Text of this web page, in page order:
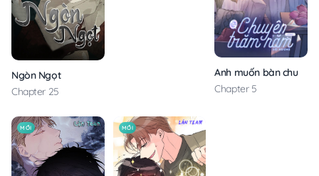
Ngòn Ngọt
Chapter 25
Anh muốn bàn
Chapter 5
MỚI MỚI